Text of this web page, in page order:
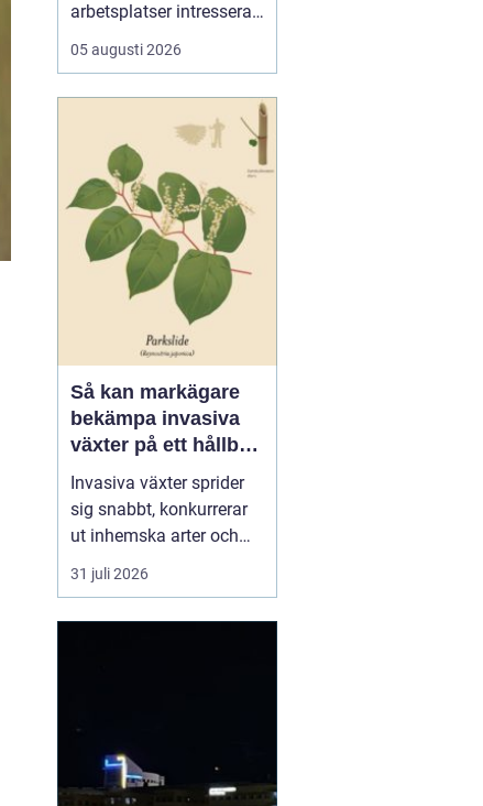
arbetsplatser intresserar
sig för när de vill höja
trivsel och effektivitet på
arbetsdagen, och många
medarbetare up...
05 augusti 2026
Så kan markägare
bekämpa invasiva
växter på ett hållbart
sätt
Invasiva växter sprider
sig snabbt, konkurrerar
ut inhemska arter och
kan på sikt förändra hela
ekosystem. De orsakar
man ska agera, utan
hu...
31 juli 2026